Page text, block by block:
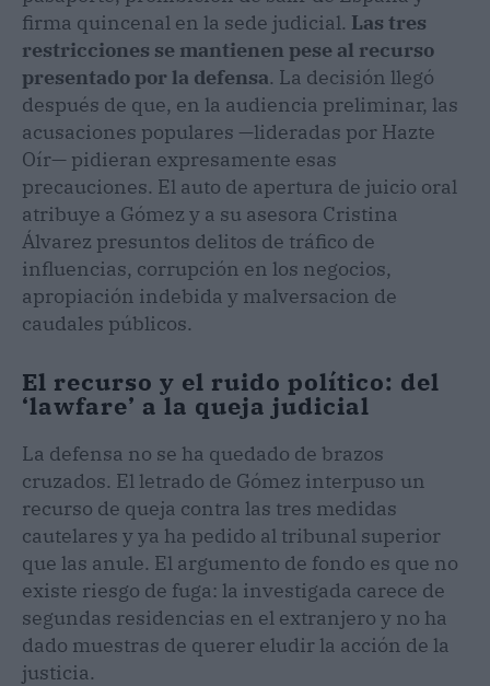
firma quincenal en la sede judicial. Las tres
restricciones se mantienen pese al recurso
presentado por la defensa. La decisión llegó
después de que, en la audiencia preliminar, las
acusaciones populares —lideradas por Hazte
Oír— pidieran expresamente esas
precauciones. El auto de apertura de juicio oral
atribuye a Gómez y a su asesora Cristina
Álvarez presuntos delitos de tráfico de
influencias, corrupción en los negocios,
apropiación indebida y malversacion de
caudales públicos.
El recurso y el ruido político: del
‘lawfare’ a la queja judicial
La defensa no se ha quedado de brazos
cruzados. El letrado de Gómez interpuso un
recurso de queja contra las tres medidas
cautelares y ya ha pedido al tribunal superior
que las anule. El argumento de fondo es que no
existe riesgo de fuga: la investigada carece de
segundas residencias en el extranjero y no ha
dado muestras de querer eludir la acción de la
justicia.